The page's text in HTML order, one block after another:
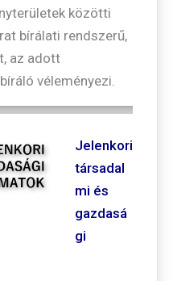
közötti
bírálati rendszerű,
az adott
véleményezi.
Jelenkori
társadal
mi és
gazdasá
gi